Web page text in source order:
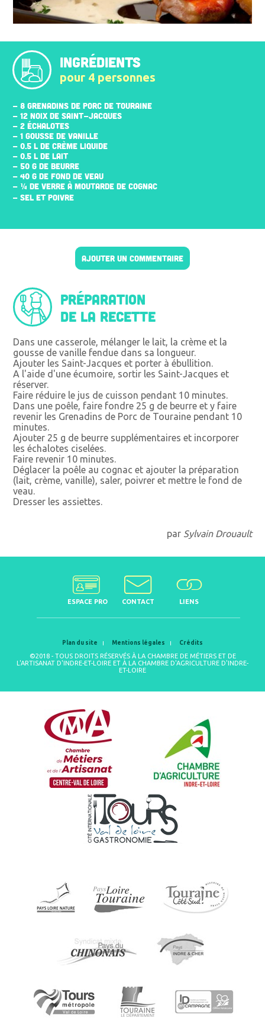
INGRÉDIENTS
pour 4 personnes
- 8 GRENADINS DE PORC DE TOURAINE
- 12 NOIX DE SAINT-JACQUES
- 2 ÉCHALOTES
- 1 GOUSSE DE VANILLE
- 0.5 L DE CRÈME LIQUIDE
- 0.5 L DE LAIT
- 50 G DE BEURRE
- 40 G DE FOND DE VEAU
- ¼ DE VERRE À MOUTARDE DE COGNAC
- SEL ET POIVRE
AJOUTER UN COMMENTAIRE
Préparation
de la recette
Dans une casserole, mélanger le lait, la crème et la
gousse de vanille fendue dans sa longueur.
Ajouter les Saint-Jacques et porter à ébullition.
A l'aide d'une écumoire, sortir les Saint-Jacques et
réserver.
Faire réduire le jus de cuisson pendant 10 minutes.
Dans une poêle, faire fondre 25 g de beurre et y faire
revenir les Grenadins de Porc de Touraine pendant 10
minutes.
Ajouter 25 g de beurre supplémentaires et incorporer
les échalotes ciselées.
Faire revenir 10 minutes.
Déglacer la poêle au cognac et ajouter la préparation
(lait, crème, vanille), saler, poivrer et mettre le fond de
veau.
Dresser les assiettes.
par Sylvain Drouault
ESPACE PRO CONTACT LIENS
Plan du site Mentions légales Crédits
©2018 - TOUS DROITS RÉSERVÉS À LA CHAMBRE DE MÉTIERS ET DE
L'ARTISANAT D'INDRE-ET-LOIRE ET À LA CHAMBRE D'AGRICULTURE D'INDRE-
ET-LOIRE